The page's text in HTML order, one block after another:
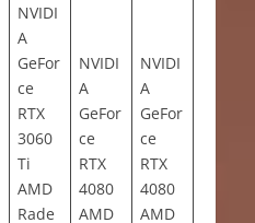
NVIDI
A
GeFor
ce
RTX
3060
Ti
AMD
Rade
NVIDI
A
GeFor
ce
RTX
4080
AMD
NVIDI
A
GeFor
ce
RTX
4080
AMD